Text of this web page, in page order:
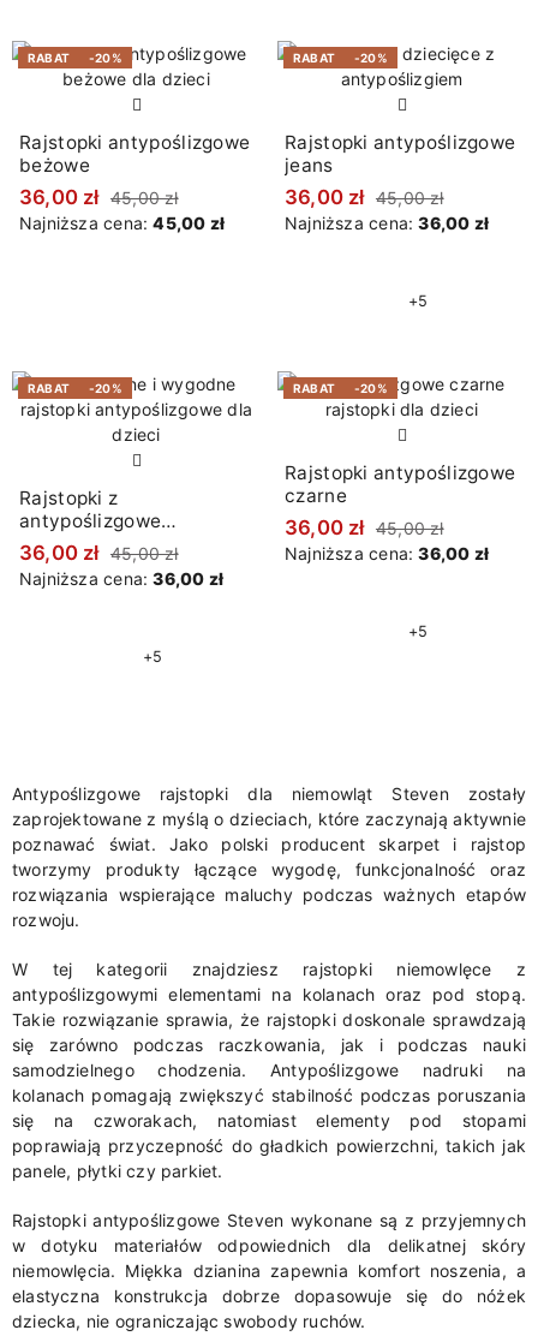
RABAT -20%
Rajstopki antypoślizgowe
beżowe
36,00 zł 45,00 zł
Najniższa cena:45,00 zł
RABAT -20%
Rajstopki antypoślizgowe
jeans
36,00 zł 45,00 zł
Najniższa cena:36,00 zł
+5
RABAT -20%
Rajstopki z
antypoślizgowe
granatowe
36,00 zł 45,00 zł
Najniższa cena:36,00 zł
+5
RABAT -20%
Rajstopki antypoślizgowe
czarne
36,00 zł 45,00 zł
Najniższa cena:36,00 zł
+5
Antypoślizgowe rajstopki dla niemowląt Steven zostały
zaprojektowane z myślą o dzieciach, które zaczynają aktywnie
poznawać świat. Jako polski producent skarpet i rajstop
tworzymy produkty łączące wygodę, funkcjonalność oraz
rozwiązania wspierające maluchy podczas ważnych etapów
rozwoju.
W tej kategorii znajdziesz rajstopki niemowlęce z
antypoślizgowymi elementami na kolanach oraz pod stopą.
Takie rozwiązanie sprawia, że rajstopki doskonale sprawdzają
się zarówno podczas raczkowania, jak i podczas nauki
samodzielnego chodzenia. Antypoślizgowe nadruki na
kolanach pomagają zwiększyć stabilność podczas poruszania
się na czworakach, natomiast elementy pod stopami
poprawiają przyczepność do gładkich powierzchni, takich jak
panele, płytki czy parkiet.
Rajstopki antypoślizgowe Steven wykonane są z przyjemnych
w dotyku materiałów odpowiednich dla delikatnej skóry
niemowlęcia. Miękka dzianina zapewnia komfort noszenia, a
elastyczna konstrukcja dobrze dopasowuje się do nóżek
dziecka, nie ograniczając swobody ruchów.